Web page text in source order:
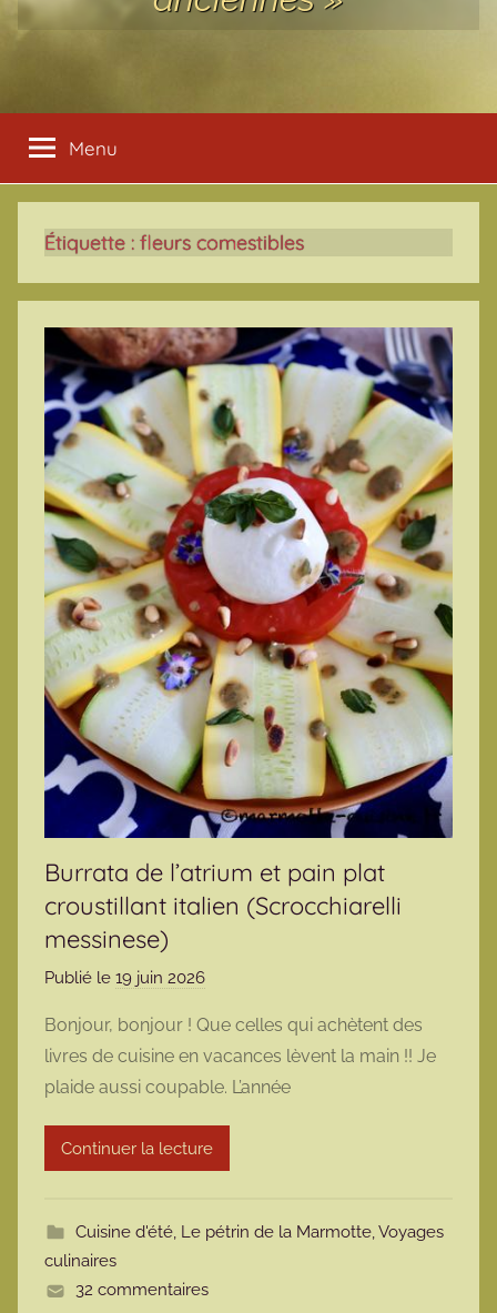
Menu
Étiquette : fleurs comestibles
Burrata de l’atrium et pain plat
croustillant italien (Scrocchiarelli
messinese)
Publié le 19 juin 2026
r
m
a
r
m
t
Bonjour, bonjour ! Que celles qui achètent des
livres de cuisine en vacances lèvent la main !! Je
plaide aussi coupable. L’année
Continuer la lecture
Cuisine d'été, Le pétrin de la Marmotte,Voyages
culinaires
32 commentaires